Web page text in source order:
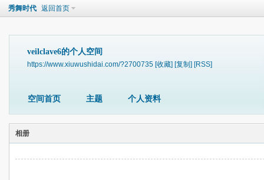
秀舞时代 返回首页
veilclave6的个人空间
https://www.xiuwushidai.com/?2700735 [收藏] [复制] [RSS]
空间首页 主题 个人资料
相册